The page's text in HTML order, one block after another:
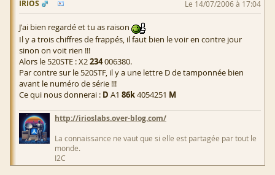
IRIOS
Le 14/07/2006 à 17:04
J'ai bien regardé et tu as raison
Il y a trois chiffres de frappés, il faut bien le voir en contre jour
sinon on voit rien !!!
Alors le 520STE : X2234006380.
Par contre sur le 520STF, il y a une lettre D de tamponnée bien
avant le numéro de série !!!
Ce qui nous donnerai : D A1 86k4054251 M
http://irioslabs.over-blog.com/
La connaissance ne vaut que si elle est partagée par tout le
monde.
I2C